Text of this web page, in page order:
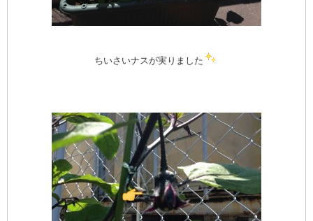
ちいさいナスが実りました